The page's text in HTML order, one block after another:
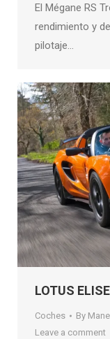
El Mégane RS
rendimiento y
pilotaje…
LOTUS
Coches By
Leave a comment